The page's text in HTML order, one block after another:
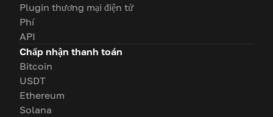
Plugin thương mại điện tử
Phí
API
Chấp nhận thanh toán
Bitcoin
USDT
Ethereum
Solana